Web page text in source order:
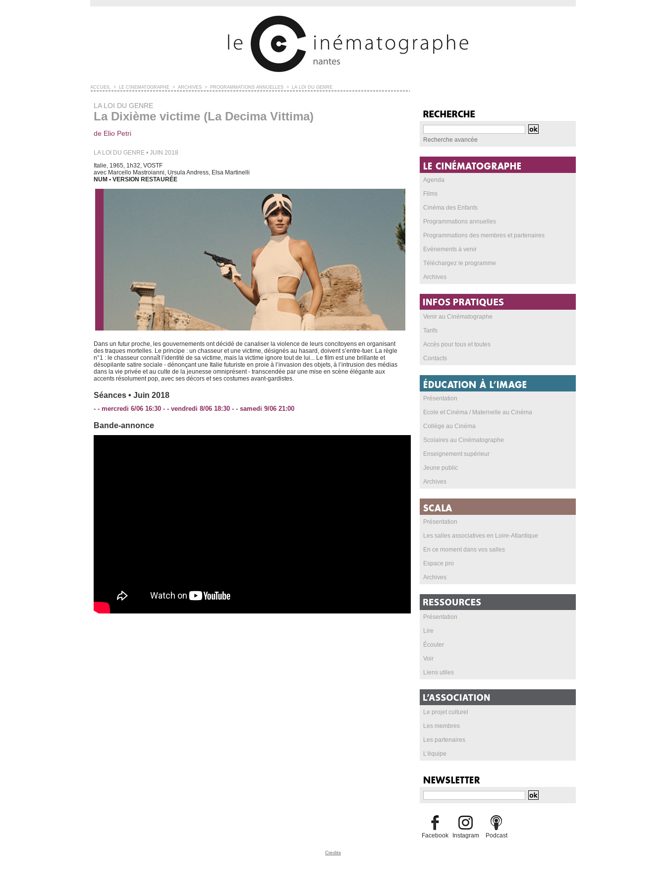
ACCUEIL > LE CINÉMATOGRAPHE > ARCHIVES > PROGRAMMATIONS ANNUELLES > LA LOI DU GENRE
LA LOI DU GENRE
La Dixième victime (La Decima Vittima)
de Elio Petri
LA LOI DU GENRE • JUIN 2018
Italie, 1965, 1h32, VOSTF
avec Marcello Mastroianni, Ursula Andress, Elsa Martinelli
NUM • VERSION RESTAURÉE
Dans un futur proche, les gouvernements ont décidé de canaliser la violence de leurs concitoyens en organisant
des traques mortelles. Le principe : un chasseur et une victime, désignés au hasard, doivent s’entre-tuer. La règle
n°1 : le chasseur connaît l’identité de sa victime, mais la victime ignore tout de lui... Le film est une brillante et
désopilante satire sociale - dénonçant une Italie futuriste en proie à l’invasion des objets, à l’intrusion des médias
dans la vie privée et au culte de la jeunesse omniprésent - transcendée par une mise en scène élégante aux
accents résolument pop, avec ses décors et ses costumes avant-gardistes.
Séances • Juin 2018
- - mercredi 6/06 16:30 - - vendredi 8/06 18:30 - - samedi 9/06 21:00
Bande-annonce
Recherche avancée
Agenda
Films
Cinéma des Enfants
Programmations annuelles
Programmations des membres et partenaires
Evénements à venir
Téléchargez le programme
Archives
Venir au Cinématographe
Tarifs
Accès pour tous et toutes
Contacts
Présentation
Ecole et Cinéma / Maternelle au Cinéma
Collège au Cinéma
Scolaires au Cinématographe
Enseignement supérieur
Jeune public
Archives
Présentation
Les salles associatives en Loire-Atlantique
En ce moment dans vos salles
Espace pro
Archives
Présentation
Lire
Écouter
Voir
Liens utiles
Le projet culturel
Les membres
Les partenaires
L'équipe
Facebook Instagram Podcast
Credits